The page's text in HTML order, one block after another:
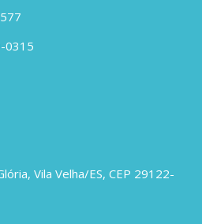
0315
Vila Velha/ES, CEP 29122-